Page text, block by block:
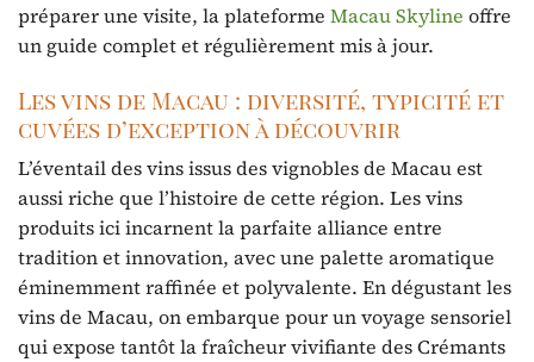
préparer une visite, la plateforme Macau Skyline offre
un guide complet et régulièrement mis à jour.
Les vins de Macau : diversité, typicité et
cuvées d’exception à découvrir
L’éventail des vins issus des vignobles de Macau est
aussi riche que l’histoire de cette région. Les vins
produits ici incarnent la parfaite alliance entre
tradition et innovation, avec une palette aromatique
éminemment raffinée et polyvalente. En dégustant les
vins de Macau, on embarque pour un voyage sensoriel
qui expose tantôt la fraîcheur vivifiante des Crémants